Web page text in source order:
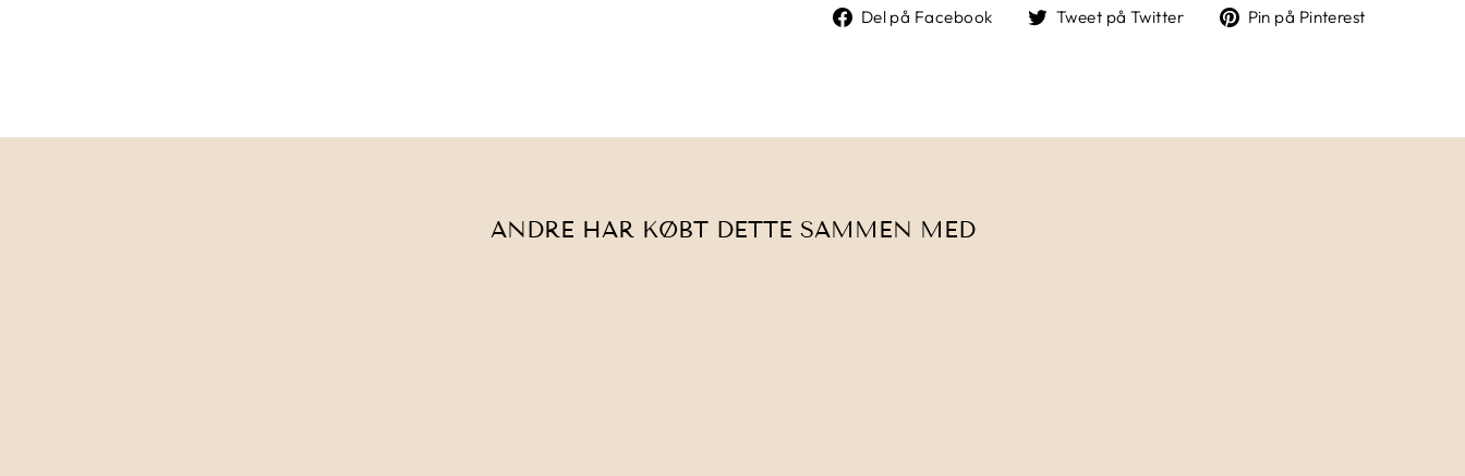
Del på Facebook
Del
Tweet på Twitter
TweetPin på Pinterest
ANDRE HAR KØBT DETTE SAMMEN MED